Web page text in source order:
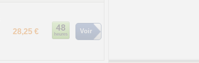
28,25 € Voir